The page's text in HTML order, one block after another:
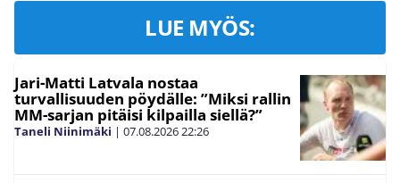
LUE MYÖS:
Jari-Matti Latvala nostaa
turvallisuuden pöydälle: ”Miksi rallin
MM-sarjan pitäisi kilpailla siellä?”
Taneli Niinimäki | 07.08.202622:26